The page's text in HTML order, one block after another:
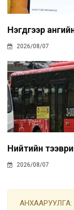
Нэгдүгээр
2026/08/07
Нийтийн
2026/08/07
АНХААРУУЛГА: